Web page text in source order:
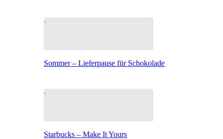
Sommer – Lieferpause für Schokolade
Starbucks – Make It Yours